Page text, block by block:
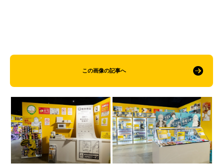
この画像の記事へ